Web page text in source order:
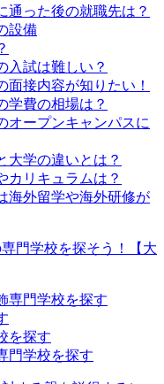
通った後の就職先は？
設備
入試は難しい？
面接内容が知りたい！
学費の相場は？
オープンキャンパスに
大学の違いとは？
カリキュラムは？
海外留学や海外研修が
門学校を探そう！【大
専門学校を探す
を探す
門学校を探す